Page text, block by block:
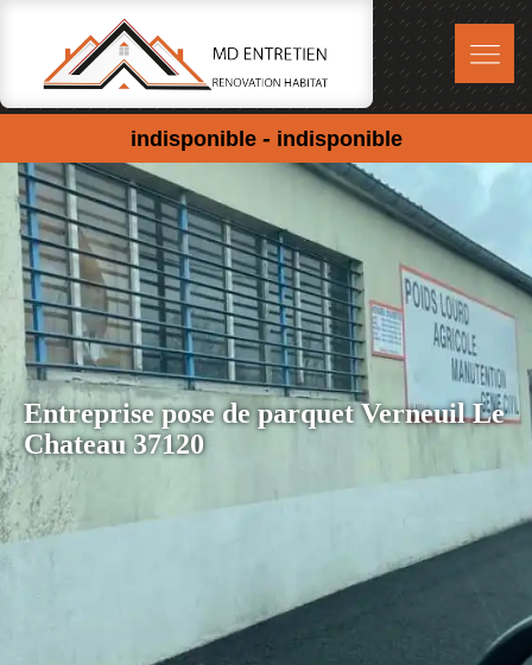
indisponible - indisponible
Entreprise pose de parquet Verneuil Le
Chateau 37120